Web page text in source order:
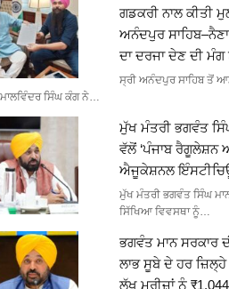
ਗਡਕਰੀ ਨਾਲ ਕੀਤੀ
ਅਨੰਦਪੁਰ
ਦਾ ਦਰਜਾ ਦੇਣ ਦੀ
ਸ੍ਰੀ ਅਨੰਦਪੁਰ ਸਾਹਿਬ ਤੋਂ
ਮਾਲਵਿੰਦਰ ਸਿੰਘ ਕੰਗ ਨੇ…
ਮੁੱਖ ਮੰਤਰੀ ਭਗਵੰਤ
ਵੱਲੋਂ ‘ਪੰਜਾਬ
ਐਜੂਕੇਸ਼ਨਲ
ਮੁੱਖ ਮੰਤਰੀ ਭਗਵੰਤ ਸਿੰਘ
ਸਿੱਖਿਆ ਵਿਵਸਥਾ ਨੂੰ…
ਭਗਵੰਤ ਮਾਨ ਸਰਕਾਰ
ਲਾਭ ਸੂਬੇ ਦੇ ਹਰ
ਲੱਖ ਮਰੀਜ਼ਾਂ ਨੂੰ